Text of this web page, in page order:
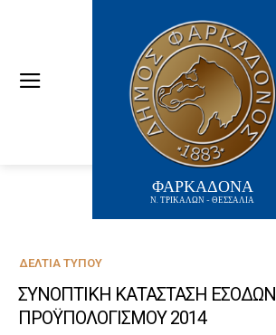
ΦΑΡΚΑΔΟΝΑ
Ν. ΤΡΙΚΑΛΩΝ - ΘΕΣΣΑΛΙΑ
ΔΕΛΤΊΑ ΤΎΠΟΥ
ΣΥΝΟΠΤΙΚΗ ΚΑΤΑΣΤΑΣΗ ΕΣΟΔΩΝ
ΠΡΟΫΠΟΛΟΓΙΣΜΟΥ 2014